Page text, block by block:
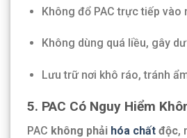
Không đổ PAC trực tiếp vào
Không dùng quá liều, gây
Lưu trữ nơi khô ráo, tránh
5. PAC Có Nguy Hiểm
PAC không phải hóa chất độc,